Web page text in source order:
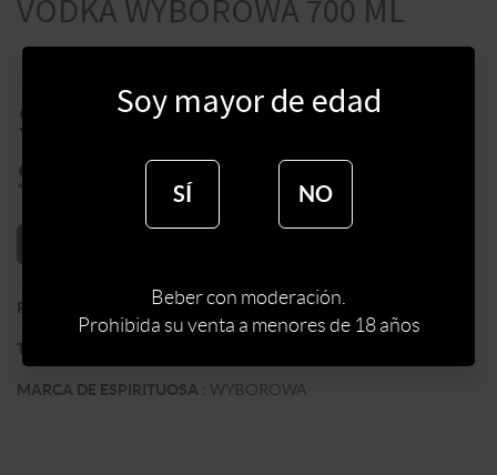
VODKA WYBOROWA 700 ML
$
$
PAIS ARGENTINA
TIPO DE ESPIRITUOSA
MARCA DE ESPIRITUOSA : WYBOROWA
Soy mayor de edad
SÍ NO
Beber con moderación.
Prohibida su venta a menores de 18 años